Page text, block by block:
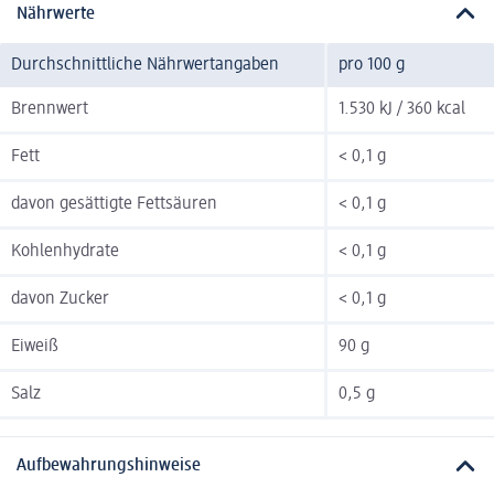
Nährwerte
Durchschnittliche Nährwertangaben pro 100 g
Brennwert 1.530 kJ / 360 kcal
Fett < 0,1 g
davon gesättigte Fettsäuren < 0,1 g
Kohlenhydrate < 0,1 g
davon Zucker < 0,1 g
Eiweiß 90 g
Salz 0,5 g
Aufbewahrungshinweise